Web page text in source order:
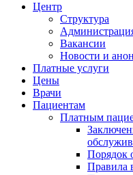
Центр
Структура
Вакансии
Новости и
Платные услуги
Цены
Врачи
Пациентам
Платным
Порядок
Правила